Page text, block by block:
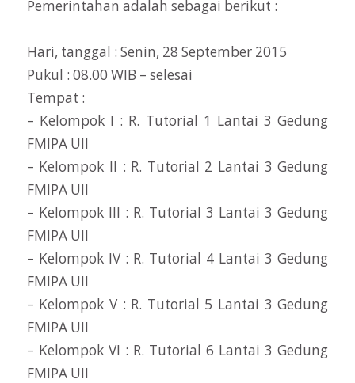
Pemerintahan adalah sebagai berikut :
Hari, tanggal : Senin, 28 September 2015
Pukul : 08.00 WIB – selesai
Tempat :
– Kelompok I : R. Tutorial 1 Lantai 3 Gedung
FMIPA UII
– Kelompok II : R. Tutorial 2 Lantai 3 Gedung
FMIPA UII
– Kelompok III : R. Tutorial 3 Lantai 3 Gedung
FMIPA UII
– Kelompok IV : R. Tutorial 4 Lantai 3 Gedung
FMIPA UII
– Kelompok V : R. Tutorial 5 Lantai 3 Gedung
FMIPA UII
– Kelompok VI : R. Tutorial 6 Lantai 3 Gedung
FMIPA UII